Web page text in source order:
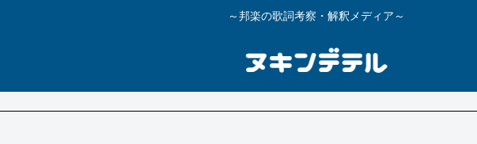
～邦楽の歌詞考察・解釈メディア～